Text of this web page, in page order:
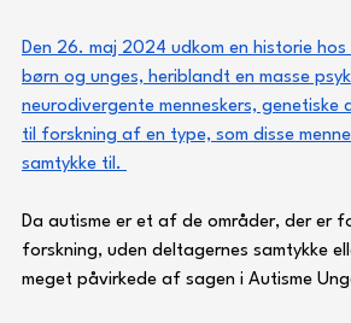
Den 26. maj 2024 udkom en historie
børn og unges, heriblandt en masse
neurodivergente menneskers,
til forskning af en type, som disse
samtykke til.
Da autisme er et af de områder, der er
forskning, uden deltagernes samtykke
meget påvirkede af sagen i Autisme